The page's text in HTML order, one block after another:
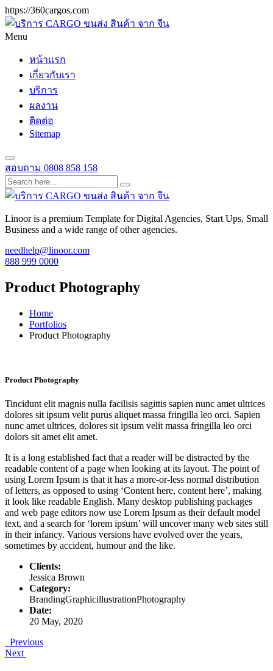
https://360cargos.com
Menu
หน้าแรก
เกี่ยวกับเรา
บริการ
ผลงาน
ติดต่อ
Sitemap
สอบถาม 0808 858 158
Linoor is a premium Template for Digital Agencies, Start Ups, Small
Business and a wide range of other agencies.
needhelp@linoor.com
888 999 0000
Product Photography
Home
Portfolios
Product Photography
Product Photography
Tincidunt elit magnis nulla facilisis sagittis sapien nunc amet ultrices
dolores sit ipsum velit purus aliquet massa fringilla leo orci. Sapien
nunc amet ultrices, dolores sit ipsum velit massa fringilla leo orci
dolors sit amet elit amet.
It is a long established fact that a reader will be distracted by the
readable content of a page when looking at its layout. The point of
using Lorem Ipsum is that it has a more-or-less normal distribution
of letters, as opposed to using ‘Content here, content here’, making
it look like readable English. Many desktop publishing packages
and web page editors now use Lorem Ipsum as their default model
text, and a search for ‘lorem ipsum’ will uncover many web sites still
in their infancy. Various versions have evolved over the years,
sometimes by accident, humour and the like.
Clients:
Jessica Brown
Category:
BrandingGraphicillustrationPhotography
Date:
20 May, 2020
Previous
Next